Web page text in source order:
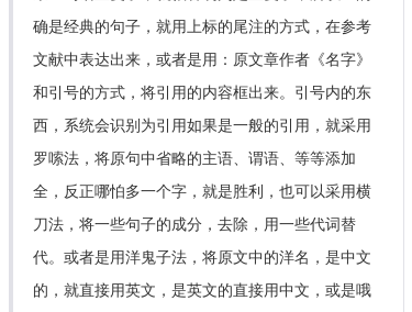
确是经典的句子，就用上标的尾注的方式，在参考
文献中表达出来，或者是用：原文章作者《名字》
和引号的方式，将引用的内容框出来。引号内的东
西，系统会识别为引用如果是一般的引用，就采用
罗嗦法，将原句中省略的主语、谓语、等等添加
全，反正哪怕多一个字，就是胜利，也可以采用横
刀法，将一些句子的成分，去除，用一些代词替
代。或者是用洋鬼子法，将原文中的洋名，是中文
的，就直接用英文，是英文的直接用中文，或是哦